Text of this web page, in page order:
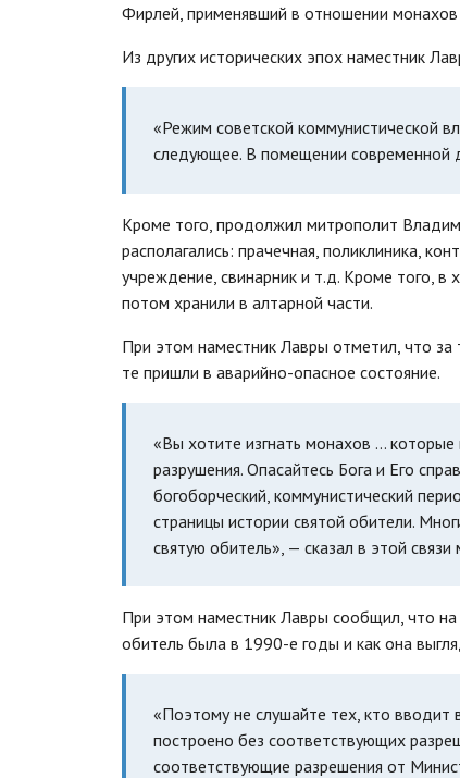
Фирлей, применявший в отношении монахов
Из других исторических эпох наместник
«Режим советской коммунистической
следующее. В помещении современной
Кроме того, продолжил митрополит
располагались: прачечная, поликлиника,
учреждение, свинарник и т.д. Кроме того,
потом хранили в алтарной части.
При этом наместник Лавры отметил, что за
те пришли в аварийно-опасное состояние.
«Вы хотите изгнать монахов …
разрушения. Опасайтесь Бога и Его
богоборческий, коммунистический
страницы истории святой обители.
святую обитель», — сказал в этой
При этом наместник Лавры сообщил, что
обитель была в 1990-е годы и как она
«Поэтому не слушайте тех, кто вводит
построено без соответствующих
соответствующие разрешения от